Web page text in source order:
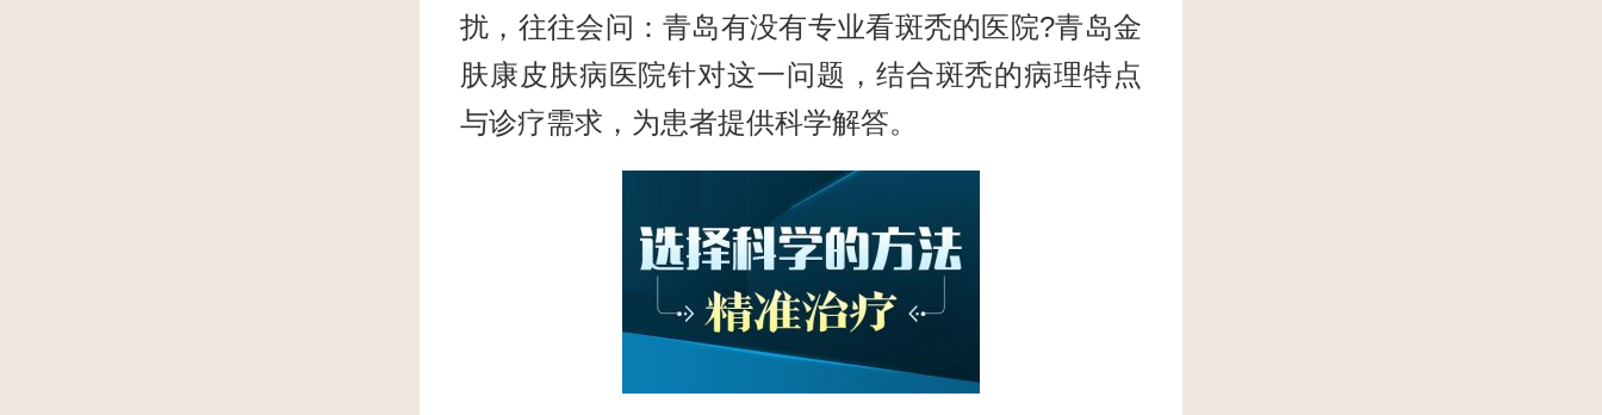
扰，往往会问：青岛有没有专业看斑秃的医院?青岛金
肤康皮肤病医院针对这一问题，结合斑秃的病理特点
与诊疗需求，为患者提供科学解答。